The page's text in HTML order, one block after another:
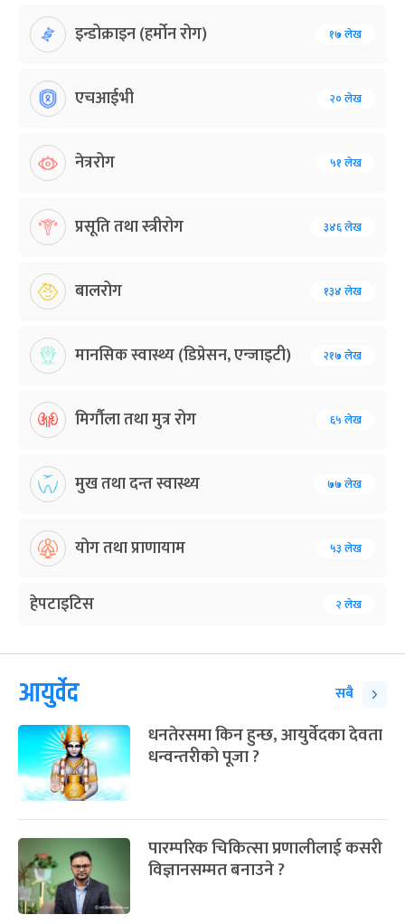
इन्डोक्राइन (हर्मोन रोग) १७ लेख
एचआईभी २० लेख
नेत्ररोग ५१ लेख
प्रसूति तथा स्त्रीरोग ३४६ लेख
बालरोग १३४ लेख
मानसिक स्वास्थ्य (डिप्रेसन, एन्जाइटी) २१७ लेख
मिर्गौला तथा मुत्र रोग ६५ लेख
मुख तथा दन्त स्वास्थ्य ७७ लेख
योग तथा प्राणायाम ५३ लेख
हेपटाइटिस २ लेख
आयुर्वेद सबै
धनतेरसमा किन हुन्छ, आयुर्वेदका देवता
धन्वन्तरीको पूजा ?
पारम्परिक चिकित्सा प्रणालीलाई कसरी
विज्ञानसम्मत बनाउने ?